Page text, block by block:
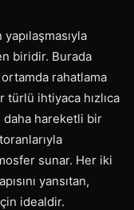
biridir. Burada
rahatlama
ihtiyaca hızlıca
daha hareketli bir
sunar. Her iki
yansıtan,
idealdir.